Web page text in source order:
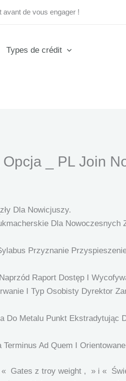
de vous engager !
Types de crédit
_ PL Join
Dla Nowicjuszy.
Dla Nowoczesnych
Przyznanie
Raport Dostęp I
I Typ Osobisty Dyrektor
Do Metalu Punkt Ekstradytując
Ad Quem I
Gates z troy weight , » i «